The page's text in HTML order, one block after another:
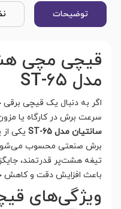
توضیحات
قیچی مچی
مدل ST-65
اگر به دنبال یک قیچی
سرعت برش در کارگاه یا
سانتیان مدل ST-65
یکی از
برش صنعتی محسوب می‌شود.
تیغه هشت‌پر قدرتمند،
باعث افزایش دقت و
ویژگی‌های